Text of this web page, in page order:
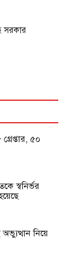
সরকার
৫০
স্বনির্ভর
নিয়ে